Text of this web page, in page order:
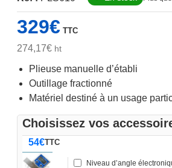
329€ TTC
274,17€ht
Plieuse manuelle d’établi
Outillage fractionné
Matériel destiné à un usage
Choisissez vos
Niveau d’angle
54€TTC